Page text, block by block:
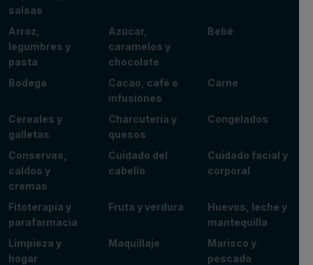
salsas
Arroz,
legumbres y
pasta
Azúcar,
caramelos y
chocolate
Bebé
Bodega
Cacao, café e
infusiones
Carne
Cereales y
galletas
Charcutería y
quesos
Congelados
Conservas,
caldos y
cremas
Cuidado del
cabello
Cuidado facial y
corporal
Fitoterapia y
parafarmacia
Fruta y verdura
Huevos, leche y
mantequilla
Limpieza y
hogar
Maquillaje
Marisco y
pescado